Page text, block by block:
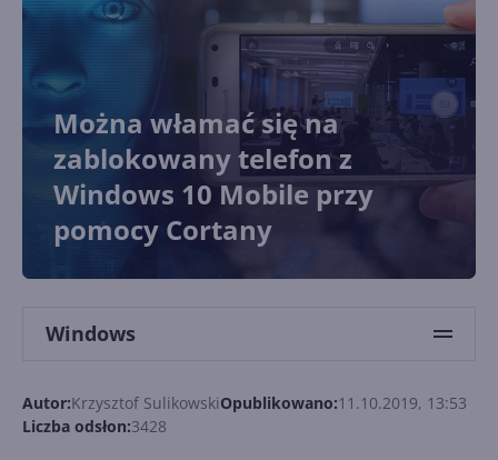
Można włamać się na
zablokowany telefon z
Windows 10 Mobile przy
pomocy Cortany
Windows
Autor:Krzysztof SulikowskiOpublikowano:11.10.2019, 13:53
Liczba odsłon:3428